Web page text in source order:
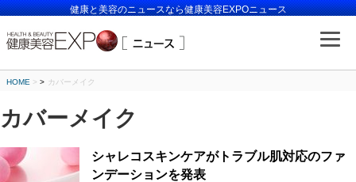
健康と美容のニュースなら健康美容EXPOニュース
HOME > カバーメイク
カバーメイク
シャレコスキンケアがトラブル肌対応のファ
ンデーションを発表